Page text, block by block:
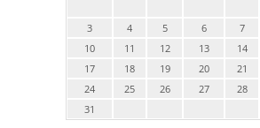
3
4 5 6 7
10
11 12 13 14
17
18 19 20 21
24
25 26 27 28
31